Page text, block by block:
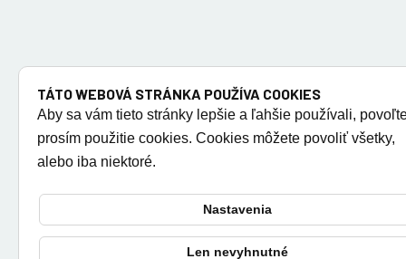
TÁTO WEBOVÁ STRÁNKA POUŽÍVA COOKIES
Aby sa vám tieto stránky lepšie a ľahšie používali,
prosím použitie cookies. Cookies môžete povoliť všetky,
alebo iba niektoré.
Nastavenia
Len nevyhnutné